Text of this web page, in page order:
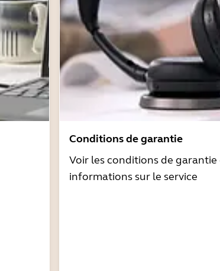
Conditions de garantie
Voir les conditions de garantie
informations sur le service